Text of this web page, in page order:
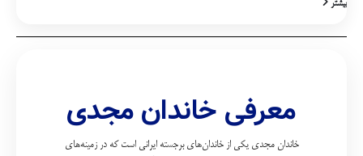
بیشتر
معرفی خاندان مجدی
خاندان مجدی یکی از خاندان‌های برجسته ایرانی است که در زمینه‌های